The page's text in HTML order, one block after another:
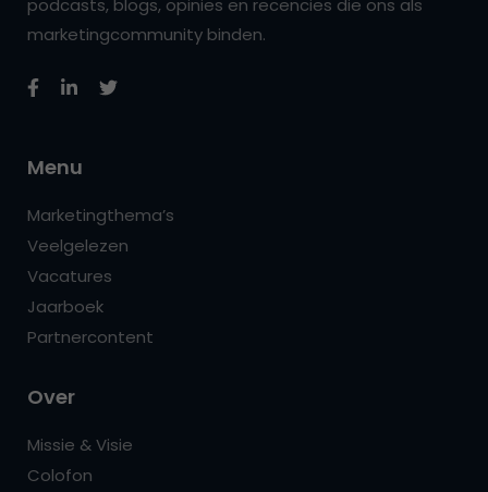
podcasts, blogs, opinies en recencies die ons als
marketingcommunity binden.
Menu
Marketingthema’s
Veelgelezen
Vacatures
Jaarboek
Partnercontent
Over
Missie & Visie
Colofon